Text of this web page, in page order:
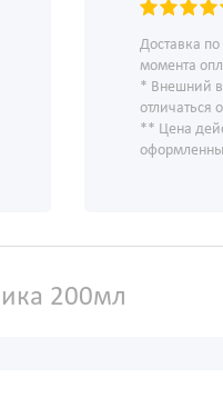
Доставка по
момента
* Внешний
отличаться
** Цена
200мл